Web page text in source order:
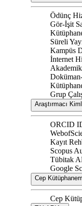
Ödünç
Gör-İşit
Süreli
Kampüs
İnternet
Grup
Araştırmacı
ORCID
Kayıt
Scopus
Tübitak
Google
Cep Kütüphanem
Cep